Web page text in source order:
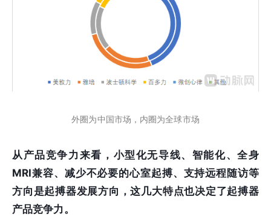
外圈为中国市场，内圈为全球市场
从产品竞争力来看，小型化无导线、智能化、全身
MRI兼容、减少不必要的心室起搏、支持远程随访等
方向是起搏器发展方向，这几大特点也决定了起搏器
产品竞争力。